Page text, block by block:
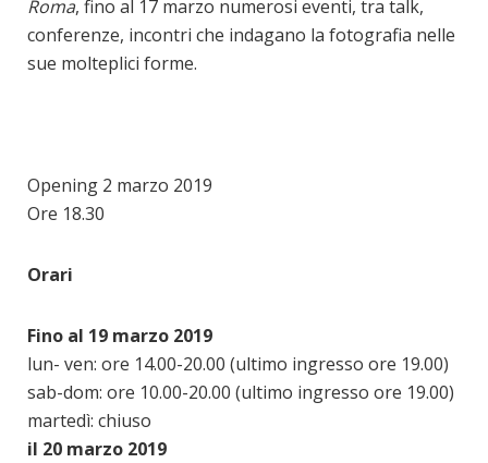
Roma, fino al 17 marzo numerosi eventi, tra talk,
conferenze, incontri che indagano la fotografia nelle
sue molteplici forme.
Opening 2 marzo 2019
Ore 18.30
Orari
Fino al 19 marzo 2019
lun- ven: ore 14.00-20.00 (ultimo ingresso ore 19.00)
sab-dom: ore 10.00-20.00 (ultimo ingresso ore 19.00)
martedì: chiuso
il 20 marzo 2019